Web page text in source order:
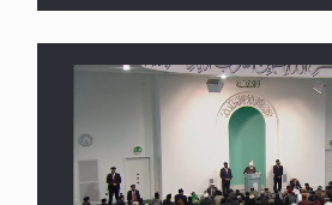
السنة ومهيمنٌ عليها.. ليس